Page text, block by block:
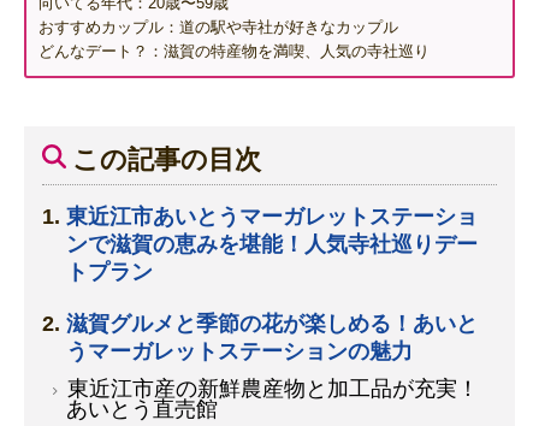
おすすめカップル：道の駅や寺社が好きなカップル
どんなデート？：滋賀の特産物を満喫、人気の寺社巡り
この記事の目次
東近江市あいとうマーガレットステーショ
ンで滋賀の恵みを堪能！人気寺社巡りデー
トプラン
滋賀グルメと季節の花が楽しめる！あいと
うマーガレットステーションの魅力
東近江市産の新鮮農産物と加工品が充実！
あいとう直売館